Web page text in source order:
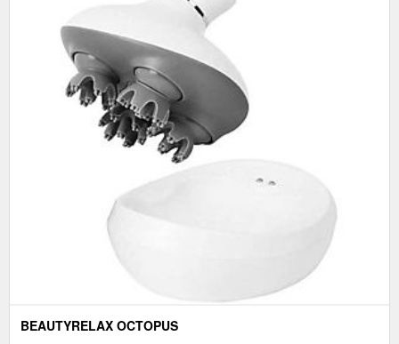
BEAUTYRELAX OCTOPUS